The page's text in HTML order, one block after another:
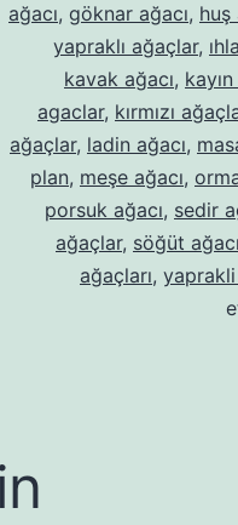
ağacı, göknar ağacı, huş
yapraklı ağaçlar,
kavak ağacı,
agaclar, kırmızı
ağaçlar, ladin ağacı,
plan, meşe ağacı,
porsuk ağacı, sedir
ağaçlar, söğüt
ağaçları,